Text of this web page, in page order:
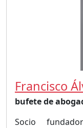
Francisco
bufete de
Socio